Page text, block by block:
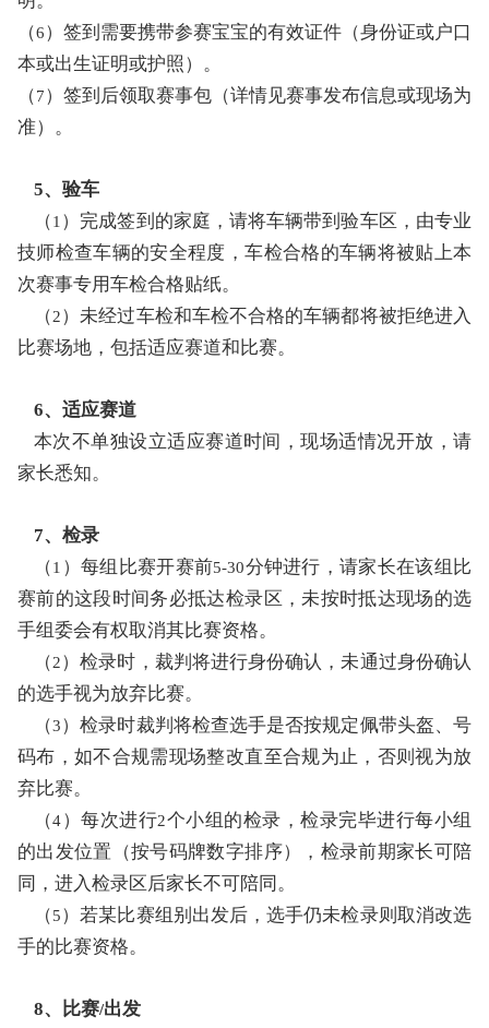
（6）签到需要携带参赛宝宝的有效证件（身份证或户口
本或出生证明或护照）。
（7）签到后领取赛事包（详情见赛事发布信息或现场为
准）。
5、验车
（1 ）完成签到的家庭，请将车辆带到验车区，由专业
技师检查车辆的安全程度，车检合格的车辆将被贴上本
次赛事专用车检合格贴纸。
（2）未经过车检和车检不合格的车辆都将被拒绝进入
比赛场地，包括适应赛道和比赛。
6、适应赛道
本次不单独设立适应赛道时间，现场适情况开放，请
家长悉知。
7、检录
（1 ）每组比赛开赛前5-30分钟进行，请家长在该组比
赛前的这段时间务必抵达检录区，未按时抵达现场的选
手组委会有权取消其比赛资格。
（2）检录时，裁判将进行身份确认，未通过身份确认
的选手视为放弃比赛。
（3）检录时裁判将检查选手是否按规定佩带头盔、号
码布，如不合规需现场整改直至合规为止，否则视为放
弃比赛。
（4）每次进行2个小组的检录，检录完毕进行每小组
的出发位置（按号码牌数字排序），检录前期家长可陪
同，进入检录区后家长不可陪同。
（5）若某比赛组别出发后，选手仍未检录则取消改选
手的比赛资格。
8、比赛/出发